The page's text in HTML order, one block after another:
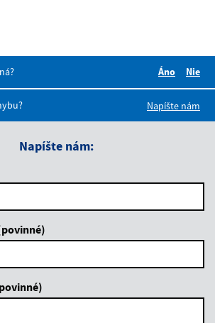
Áno
Nie
Napíšte nám
Napíšte nám: